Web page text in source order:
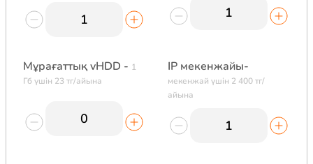
Мұрағаттық vHDD - 1
Гб үшін 23 тг/айына
IP мекенжайы-
мекенжай үшін 2 400 тг/
айына